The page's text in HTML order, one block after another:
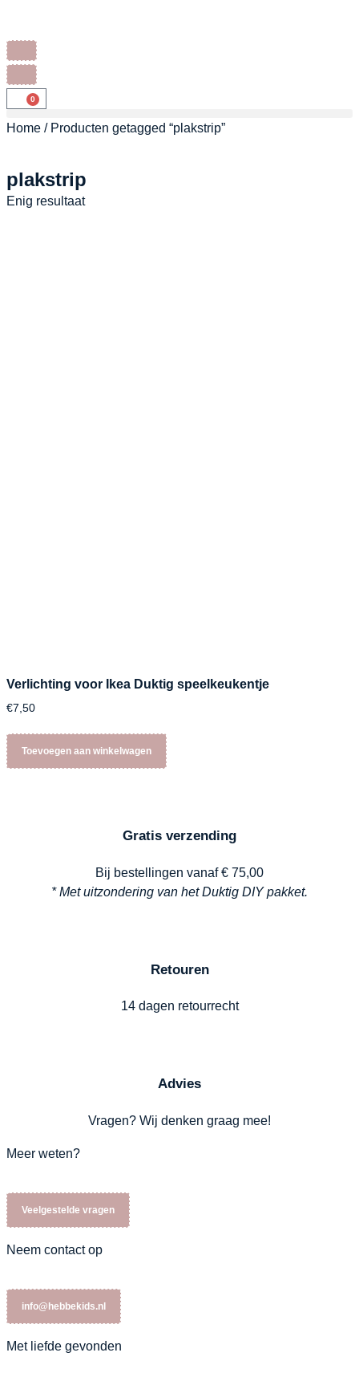
0
Home / Producten getagged “plakstrip”
plakstrip
Enig resultaat
Verlichting voor Ikea Duktig speelkeukentje
€7,50
Toevoegen aan winkelwagen
Gratis verzending
Bij bestellingen vanaf € 75,00
* Met uitzondering van het Duktig DIY pakket.
Retouren
14 dagen retourrecht
Advies
Vragen? Wij denken graag mee!
Meer weten?
Veelgestelde vragen
Neem contact op
info@hebbekids.nl
Met liefde gevonden